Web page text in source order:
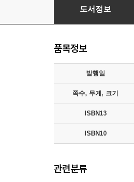
비혼이고 아이를 키웁니
도서정보
품목정보
발행일
쪽수, 무게, 크기
ISBN13
ISBN10
관련분류